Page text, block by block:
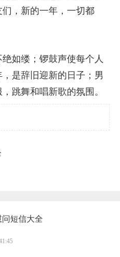
，新的一年，一切都
如缕；锣鼓声使每个人
是辞旧迎新的日子；男
跳舞和唱新歌的氛围。
短信大全